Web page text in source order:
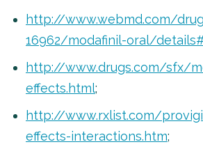
http://www.webmd.com/
16962/modafinil-oral/
http://www.drugs.com/sfx/
effects.html;
http://www.rxlist.com/
effects-interactions.htm;